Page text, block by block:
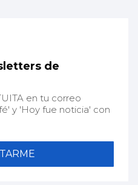
de
en tu correo
y 'Hoy fue noticia' con